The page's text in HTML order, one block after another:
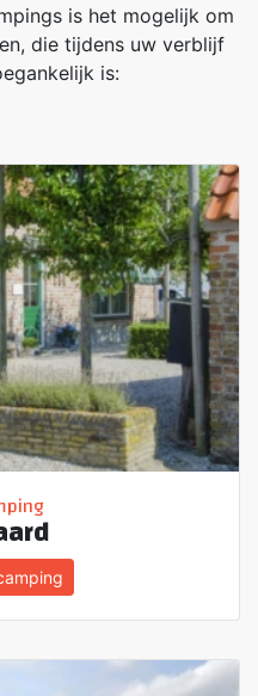
is het mogelijk om
die tijdens uw verblijf
is: